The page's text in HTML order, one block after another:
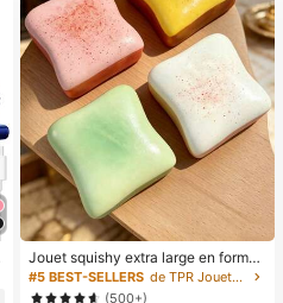
Jouet squishy extra large en forme
de toast, jouet anti-stress super do
ux en beurre de toast, disponible en
#5 BEST-SELLERS
de TPR Jouets amusants et fantaisie pour adolescen
(500+)